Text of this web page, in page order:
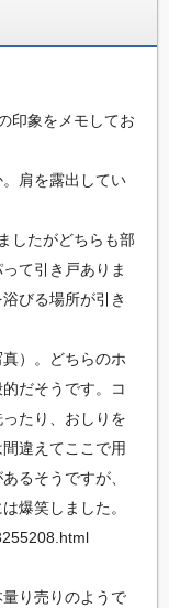
印象をメモしてお
肩を露出してい
したがどちらも部
て引き戸ありま
びる場所が引き
）。どちらのホ
だそうです。コ
たり、おしりを
違えてここで用
るそうですが、
爆笑しました。
り売りのようで